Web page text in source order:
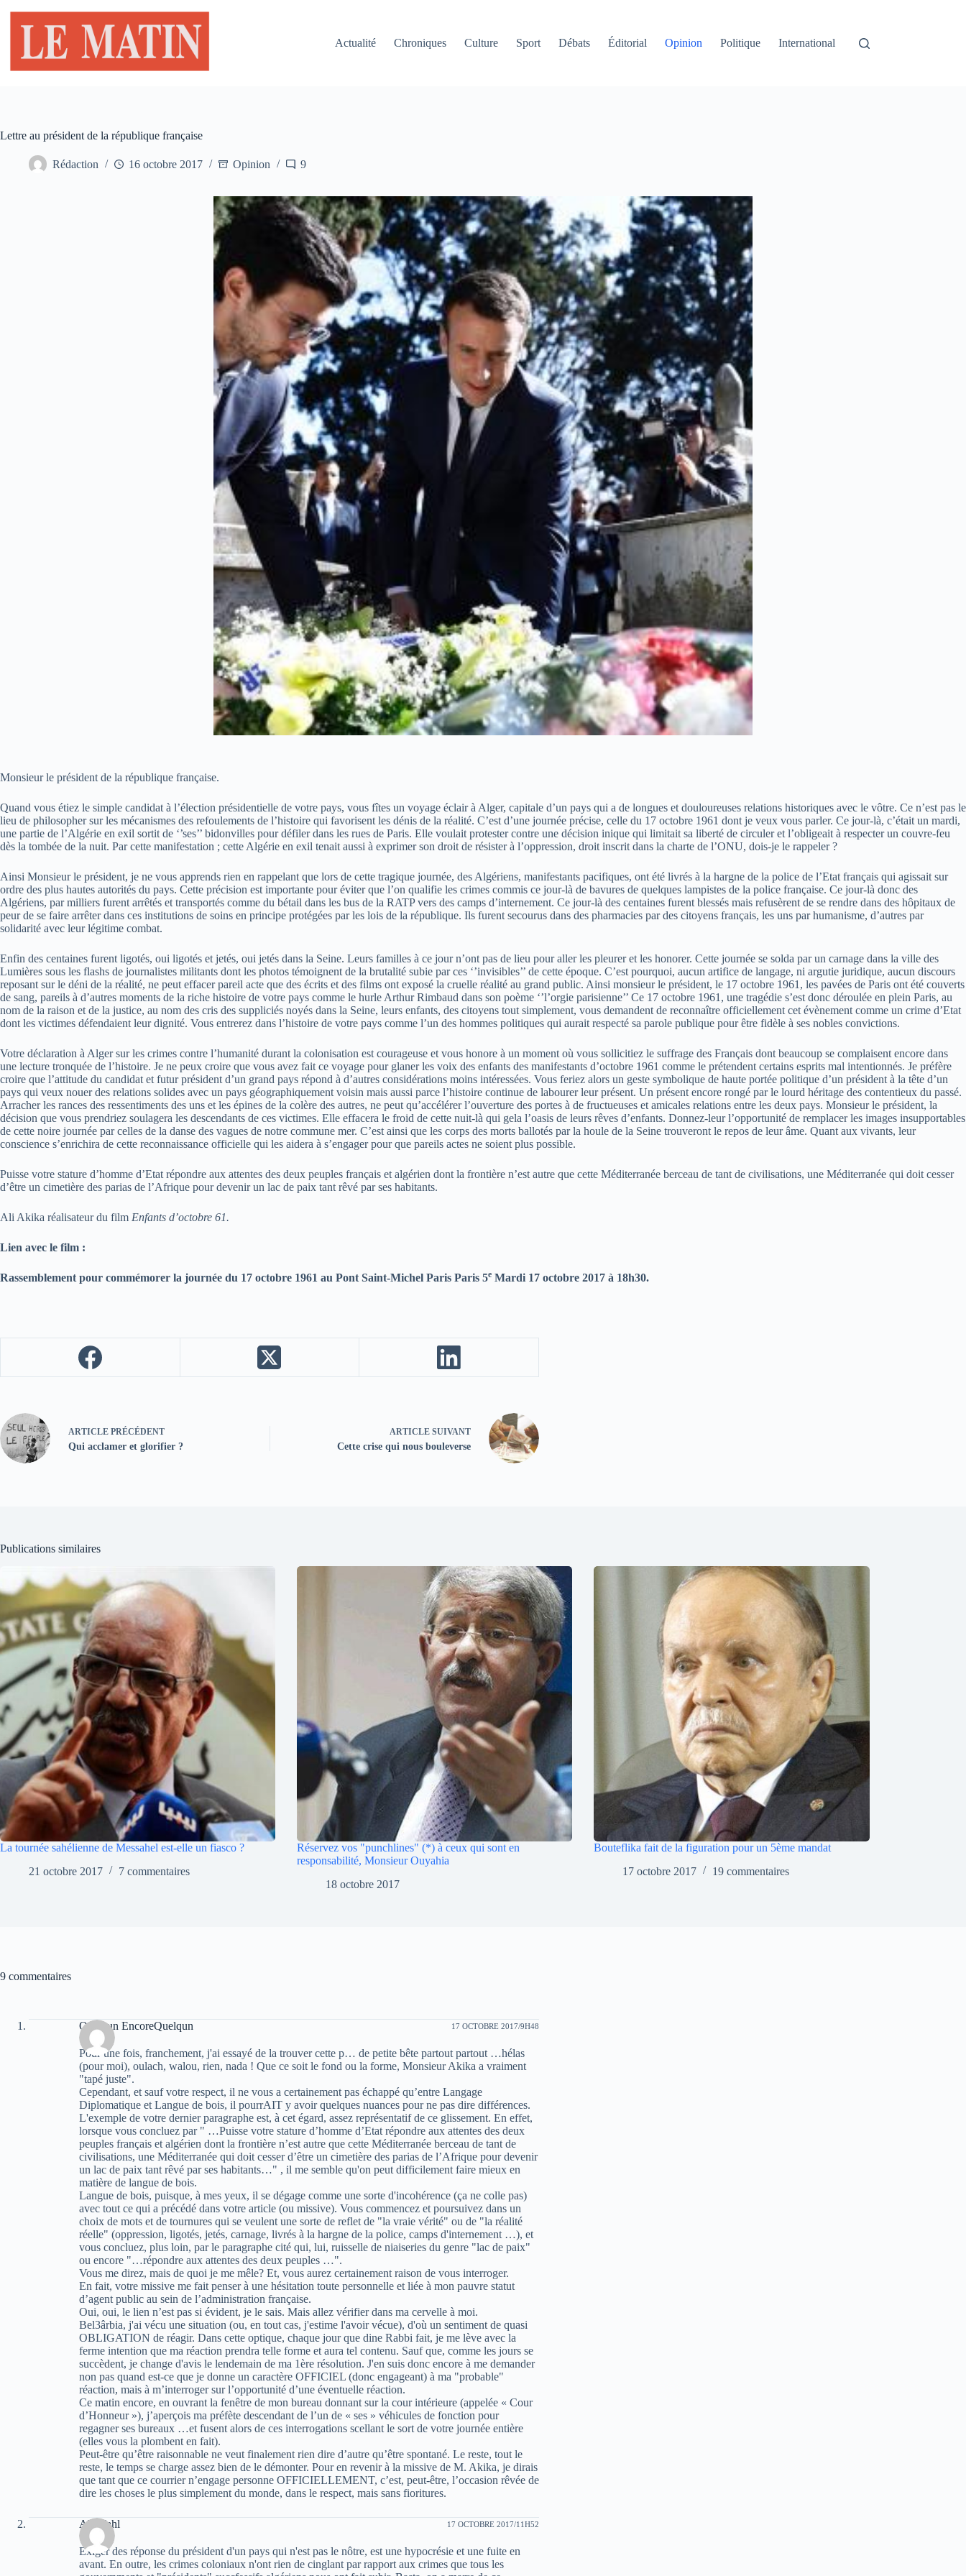
contenu
Actualité
Chroniques Culture Sport Débats Éditorial Opinion Politique International
Lettre au président de la république française
Rédaction 16 octobre 2017 Opinion 9
Monsieur le président de la république française.
Quand vous étiez le simple candidat à l’élection présidentielle de votre pays, vous fîtes un voyage éclair à Alger, capitale d’un pays qui a de longues et douloureuses relations historiques avec le vôtre. Ce n’est pas le
lieu de philosopher sur les mécanismes des refoulements de l’histoire qui favorisent les dénis de la réalité. C’est d’une journée précise, celle du 17 octobre 1961 dont je veux vous parler. Ce jour-là, c’était un mardi,
une partie de l’Algérie en exil sortit de ‘’ses’’ bidonvilles pour défiler dans les rues de Paris. Elle voulait protester contre une décision inique qui limitait sa liberté de circuler et l’obligeait à respecter un couvre-feu
dès la tombée de la nuit. Par cette manifestation ; cette Algérie en exil tenait aussi à exprimer son droit de résister à l’oppression, droit inscrit dans la charte de l’ONU, dois-je le rappeler ?
Ainsi Monsieur le président, je ne vous apprends rien en rappelant que lors de cette tragique journée, des Algériens, manifestants pacifiques, ont été livrés à la hargne de la police de l’Etat français qui agissait sur
ordre des plus hautes autorités du pays. Cette précision est importante pour éviter que l’on qualifie les crimes commis ce jour-là de bavures de quelques lampistes de la police française. Ce jour-là donc des
Algériens, par milliers furent arrêtés et transportés comme du bétail dans les bus de la RATP vers des camps d’internement. Ce jour-là des centaines furent blessés mais refusèrent de se rendre dans des hôpitaux de
peur de se faire arrêter dans ces institutions de soins en principe protégées par les lois de la république. Ils furent secourus dans des pharmacies par des citoyens français, les uns par humanisme, d’autres par
solidarité avec leur légitime combat.
Enfin des centaines furent ligotés, oui ligotés et jetés, oui jetés dans la Seine. Leurs familles à ce jour n’ont pas de lieu pour aller les pleurer et les honorer. Cette journée se solda par un carnage dans la ville des
Lumières sous les flashs de journalistes militants dont les photos témoignent de la brutalité subie par ces ‘’invisibles’’ de cette époque. C’est pourquoi, aucun artifice de langage, ni argutie juridique, aucun discours
reposant sur le déni de la réalité, ne peut effacer pareil acte que des écrits et des films ont exposé la cruelle réalité au grand public. Ainsi monsieur le président, le 17 octobre 1961, les pavées de Paris ont été couverts
de sang, pareils à d’autres moments de la riche histoire de votre pays comme le hurle Arthur Rimbaud dans son poème ‘’l’orgie parisienne’’ Ce 17 octobre 1961, une tragédie s’est donc déroulée en plein Paris, au
nom de la raison et de la justice, au nom des cris des suppliciés noyés dans la Seine, leurs enfants, des citoyens tout simplement, vous demandent de reconnaître officiellement cet évènement comme un crime d’Etat
dont les victimes défendaient leur dignité. Vous entrerez dans l’histoire de votre pays comme l’un des hommes politiques qui aurait respecté sa parole publique pour être fidèle à ses nobles convictions.
Votre déclaration à Alger sur les crimes contre l’humanité durant la colonisation est courageuse et vous honore à un moment où vous sollicitiez le suffrage des Français dont beaucoup se complaisent encore dans
une lecture tronquée de l’histoire. Je ne peux croire que vous avez fait ce voyage pour glaner les voix des enfants des manifestants d’octobre 1961 comme le prétendent certains esprits mal intentionnés. Je préfère
croire que l’attitude du candidat et futur président d’un grand pays répond à d’autres considérations moins intéressées. Vous feriez alors un geste symbolique de haute portée politique d’un président à la tête d’un
pays qui veux nouer des relations solides avec un pays géographiquement voisin mais aussi parce l’histoire continue de labourer leur présent. Un présent encore rongé par le lourd héritage des contentieux du passé.
Arracher les rances des ressentiments des uns et les épines de la colère des autres, ne peut qu’accélérer l’ouverture des portes à de fructueuses et amicales relations entre les deux pays. Monsieur le président, la
décision que vous prendriez soulagera les descendants de ces victimes. Elle effacera le froid de cette nuit-là qui gela l’oasis de leurs rêves d’enfants. Donnez-leur l’opportunité de remplacer les images insupportables
de cette noire journée par celles de la danse des vagues de notre commune mer. C’est ainsi que les corps des morts ballotés par la houle de la Seine trouveront le repos de leur âme. Quant aux vivants, leur
conscience s’enrichira de cette reconnaissance officielle qui les aidera à s’engager pour que pareils actes ne soient plus possible.
Puisse votre stature d’homme d’Etat répondre aux attentes des deux peuples français et algérien dont la frontière n’est autre que cette Méditerranée berceau de tant de civilisations, une Méditerranée qui doit cesser
d’être un cimetière des parias de l’Afrique pour devenir un lac de paix tant rêvé par ses habitants.
Ali Akika réalisateur du film Enfants d’octobre 61.
Lien avec le film :
Rassemblement pour commémorer la journée du 17 octobre 1961 au Pont Saint-Michel Paris Paris 5e Mardi 17 octobre 2017 à 18h30.
ARTICLE PRÉCÉDENT
Qui acclamer et glorifier ?
ARTICLE SUIVANT
Cette crise qui nous bouleverse
Publications similaires
La tournée sahélienne de Messahel est-elle un fiasco ?
21 octobre 2017
7 commentaires
Réservez vos "punchlines" (*) à ceux qui sont en
responsabilité, Monsieur Ouyahia
18 octobre 2017
Bouteflika fait de la figuration pour un 5ème mandat
17 octobre 2017
19 commentaires
9 commentaires
Quelqun EncoreQuelqun 17 OCTOBRE 2017/9H48
Pour une fois, franchement, j'ai essayé de la trouver cette p… de petite bête partout partout …hélas
(pour moi), oulach, walou, rien, nada ! Que ce soit le fond ou la forme, Monsieur Akika a vraiment
"tapé juste".
Cependant, et sauf votre respect, il ne vous a certainement pas échappé qu’entre Langage
Diplomatique et Langue de bois, il pourrAIT y avoir quelques nuances pour ne pas dire différences.
L'exemple de votre dernier paragraphe est, à cet égard, assez représentatif de ce glissement. En effet,
lorsque vous concluez par " …Puisse votre stature d’homme d’Etat répondre aux attentes des deux
peuples français et algérien dont la frontière n’est autre que cette Méditerranée berceau de tant de
civilisations, une Méditerranée qui doit cesser d’être un cimetière des parias de l’Afrique pour devenir
un lac de paix tant rêvé par ses habitants…" , il me semble qu'on peut difficilement faire mieux en
matière de langue de bois.
Langue de bois, puisque, à mes yeux, il se dégage comme une sorte d'incohérence (ça ne colle pas)
avec tout ce qui a précédé dans votre article (ou missive). Vous commencez et poursuivez dans un
choix de mots et de tournures qui se veulent une sorte de reflet de "la vraie vérité" ou de "la réalité
réelle" (oppression, ligotés, jetés, carnage, livrés à la hargne de la police, camps d'internement …), et
vous concluez, plus loin, par le paragraphe cité qui, lui, ruisselle de niaiseries du genre "lac de paix"
ou encore "…répondre aux attentes des deux peuples …".
Vous me direz, mais de quoi je me mêle? Et, vous aurez certainement raison de vous interroger.
En fait, votre missive me fait penser à une hésitation toute personnelle et liée à mon pauvre statut
d’agent public au sein de l’administration française.
Oui, oui, le lien n’est pas si évident, je le sais. Mais allez vérifier dans ma cervelle à moi.
Bel3ârbia, j'ai vécu une situation (ou, en tout cas, j'estime l'avoir vécue), d'où un sentiment de quasi
OBLIGATION de réagir. Dans cette optique, chaque jour que dine Rabbi fait, je me lève avec la
ferme intention que ma réaction prendra telle forme et aura tel contenu. Sauf que, comme les jours se
succèdent, je change d'avis le lendemain de ma 1ère résolution. J'en suis donc encore à me demander
non pas quand est-ce que je donne un caractère OFFICIEL (donc engageant) à ma "probable"
réaction, mais à m’interroger sur l’opportunité d’une éventuelle réaction.
Ce matin encore, en ouvrant la fenêtre de mon bureau donnant sur la cour intérieure (appelée « Cour
d’Honneur »), j’aperçois ma préfète descendant de l’un de « ses » véhicules de fonction pour
regagner ses bureaux …et fusent alors de ces interrogations scellant le sort de votre journée entière
(elles vous la plombent en fait).
Peut-être qu’être raisonnable ne veut finalement rien dire d’autre qu’être spontané. Le reste, tout le
reste, le temps se charge assez bien de le démonter. Pour en revenir à la missive de M. Akika, je dirais
que tant que ce courrier n’engage personne OFFICIELLEMENT, c’est, peut-être, l’occasion rêvée de
dire les choses le plus simplement du monde, dans le respect, mais sans fioritures.
Abu Jahl 17 OCTOBRE 2017/11H52
Exiger des réponse du président d'un pays qui n'est pas le nôtre, est une hypocrésie et une fuite en
avant. En outre, les crimes coloniaux n'ont rien de cinglant par rapport aux crimes que tous les